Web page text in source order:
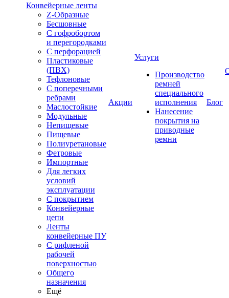
Конвейерные ленты
Z-Образные
Бесшовные
С гофробортом
и перегородками
С перфорацией
Пластиковые
(ПВХ)
Тефлоновые
С поперечными
ребрами
Маслостойкие
Модульные
Непищевые
Пищевые
Полиуретановые
Фетровые
Импортные
Для легких
условий
эксплуатации
С покрытием
Конвейерные
цепи
Ленты
конвейерные ПУ
С рифленой
рабочей
поверхностью
Общего
назначения
Ещё
Акции
Услуги
Производство
ремней
специального
исполнения
Нанесение
покрытия на
приводные
ремни
Блог